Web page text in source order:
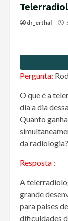
dr_erthal
Pergunta:
O que é a
dia a dia
Quanto
da
Resposta :
A
grande
para países
dificuldades